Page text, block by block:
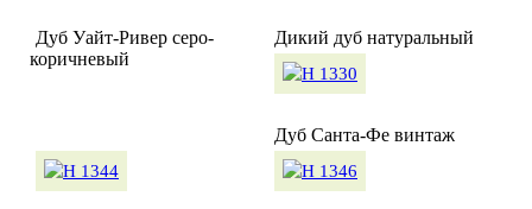
Дуб Уайт-Ривер серо-
коричневый
Дикий дуб натуральный
Дуб Санта-Фе винтаж